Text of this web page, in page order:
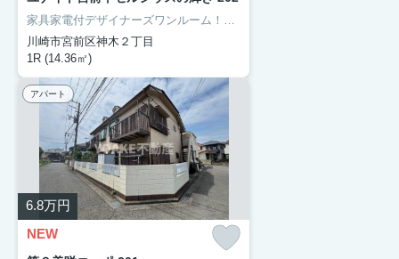
家具家電付デザイナーズワンルーム！4帖の大型ロフト付き！
川崎市宮前区神木２丁目
1R (14.36㎡)
アパート
6.8万円
NEW